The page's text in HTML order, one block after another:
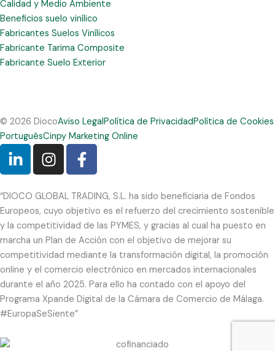
Calidad y Medio Ambiente
Beneficios suelo vinílico
Fabricantes Suelos Vinílicos
Fabricante Tarima Composite
Fabricante Suelo Exterior
© 2026 DiocoAviso LegalPolítica de PrivacidadPolítica de Cookies
PortuguêsCinpy Marketing Online
L
i
k
e
d
i
n
-
i
n
I
n
t
a
g
r
a
m
F
a
e
b
o
o
k
-
f
“DIOCO GLOBAL TRADING, S.L. ha sido beneficiaria de Fondos
Europeos, cuyo objetivo es el refuerzo del crecimiento sostenible
y la competitividad de las PYMES, y gracias al cual ha puesto en
marcha un Plan de Acción con el objetivo de mejorar su
competitividad mediante la transformación digital, la promoción
online y el comercio electrónico en mercados internacionales
durante el año 2025. Para ello ha contado con el apoyo del
Programa Xpande Digital de la Cámara de Comercio de Málaga.
#EuropaSeSiente”